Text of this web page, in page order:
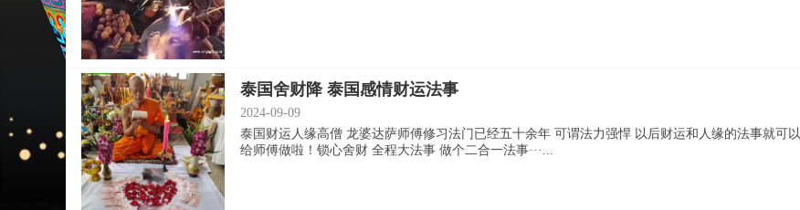
泰国舍财降 泰国感情财运法事
2024-09-09
泰国财运人缘高僧 龙婆达萨师傅修习法门已经五十余年 可谓法力强悍 以后财运和人缘的法事就可以
给师傅做啦！锁心舍财 全程大法事 做个二合一法事···...